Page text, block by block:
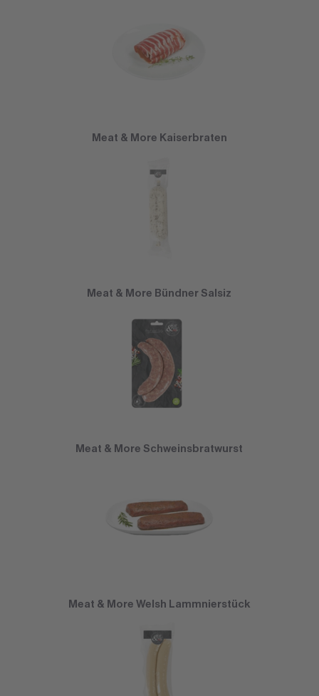
Meat & More Kaiserbraten
Meat & More Bündner Salsiz
Meat & More Schweinsbratwurst
Meat & More Welsh Lammnierstück